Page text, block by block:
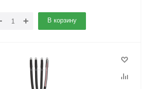
В корзину